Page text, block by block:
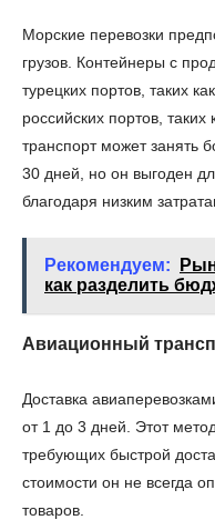
Морские перевозки
грузов. Контейнеры с
турецких портов, таких
российских портов,
транспорт может занять
30 дней, но он выгоден
благодаря низким
Рекомендуем:
как разделить
Авиационный
Доставка
от 1 до 3 дней. Этот
требующих быстрой
стоимости он не всегда
товаров.